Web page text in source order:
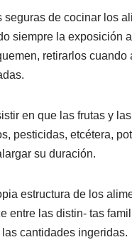
de cocinar los
siempre la exposición
retirarlos
en que las frutas y
pesticidas, etcétera,
su duración.
estructura de los
entre las distin- tas
cantidades ingeridas.